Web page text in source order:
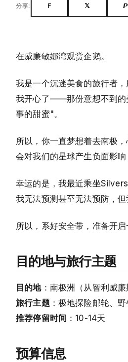
分享: F 𝕏 𝙋
在威廉敏娜湾观赏企鹅。
我是一个沉迷美食的旅行者
我开心了——那份意想不到的
事的甜蜜"。
所以，你一直梦想着去南极
会对我们的星球产生负面影
幸运的是，我最近乘坐
我无法预测甚至无法预防，
所以，系好安全带，准备开
目的地与旅行主题
目的地：南极洲（从智利威廉
旅行主题：极地探险邮轮、
推荐停留时间 ：10-14天
预算信息